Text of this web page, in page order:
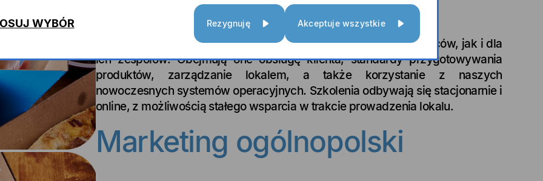
Zapewniamy kompleksowe szkolenia zarówno dla franczyzobiorców, jak i dla
ich zespołów. Obejmują one obsługę klienta, standardy przygotowywania
produktów, zarządzanie lokalem, a także korzystanie z naszych
nowoczesnych systemów operacyjnych. Szkolenia odbywają się stacjonarnie i
online, z możliwością stałego wsparcia w trakcie prowadzenia lokalu.
Marketing ogólnopolski
WYBÓR Rezygnuję Akceptuje wszystkie